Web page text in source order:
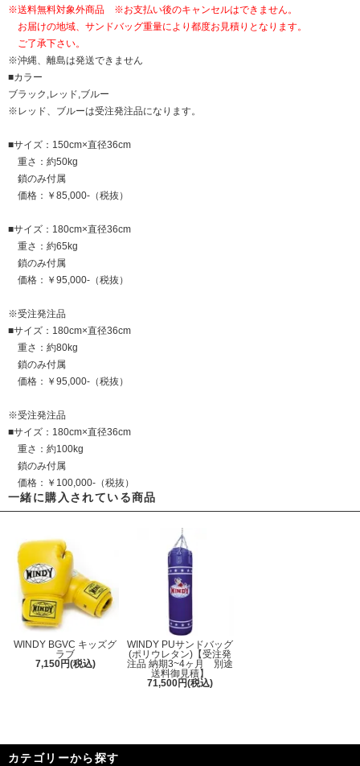
※送料無料対象外商品 ※お支払い後のキャンセルはできません。
お届けの地域、サンドバッグ重量により都度お見積りとなります。
ご了承下さい。
※沖縄、離島は発送できません
■カラー
ブラック,レッド,ブルー
※レッド、ブルーは受注発注品になります。
■サイズ：150cm×直径36cm
重さ：約50kg
鎖のみ付属
価格：￥85,000-（税抜）
■サイズ：180cm×直径36cm
重さ：約65kg
鎖のみ付属
価格：￥95,000-（税抜）
※受注発注品
■サイズ：180cm×直径36cm
重さ：約80kg
鎖のみ付属
価格：￥95,000-（税抜）
※受注発注品
■サイズ：180cm×直径36cm
重さ：約100kg
鎖のみ付属
価格：￥100,000-（税抜）
一緒に購入されている商品
WINDY BGVC キッズグ
ラブ
7,150円(税込)
WINDY PUサンドバッグ
(ポリウレタン)【受注発
注品 納期3~4ヶ月 別途
送料御見積】
71,500円(税込)
カテゴリーから探す